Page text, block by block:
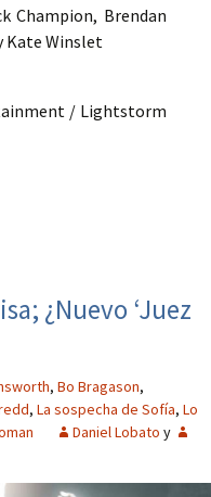
Champion, Brendan
Kate Winslet
/ Lightstorm
¿Nuevo ‘Juez
, Bo Bragason,
, La sospecha de Sofía, Lo
Daniel Lobato y